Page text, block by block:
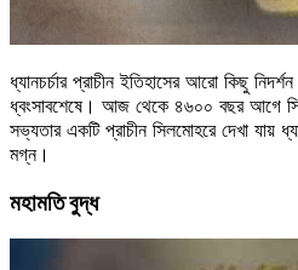
ধ্যানচর্চার প্রাচীন ইতিহাসের আরো কিছু
ধ্বংসাবশেষে। আজ থেকে ৪৬০০ বছর আগে
সভ্যতার একটি প্রাচীন সিলমোহরে দেখা যায়
মগ্ন।
মহামতি বুদ্ধ